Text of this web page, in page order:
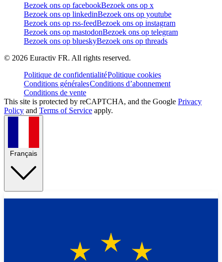
Bezoek ons op facebookBezoek ons op x
Bezoek ons op linkedinBezoek ons op youtube
Bezoek ons op rss-feedBezoek ons op instagram
Bezoek ons op mastodonBezoek ons op telegram
Bezoek ons op blueskyBezoek ons op threads
© 2026 Euractiv FR. All rights reserved.
Politique de confidentialitéPolitique cookies
Conditions généralesConditions d’abonnement
Conditions de vente
This site is protected by reCAPTCHA, and the Google Privacy
Policy and Terms of Service apply.
Français